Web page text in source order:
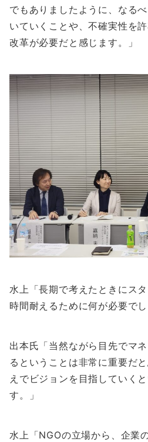
でもありましたように、なる
いていくことや、不確実性を
改革が必要だと感じます。」
水上「長期で考えたときにス
時間耐えるために何が必要でし
出本氏「当然ながら目先でマ
るということは非常に重要だ
えでビジョンを目指していく
す。」
水上「NGOの立場から、企業